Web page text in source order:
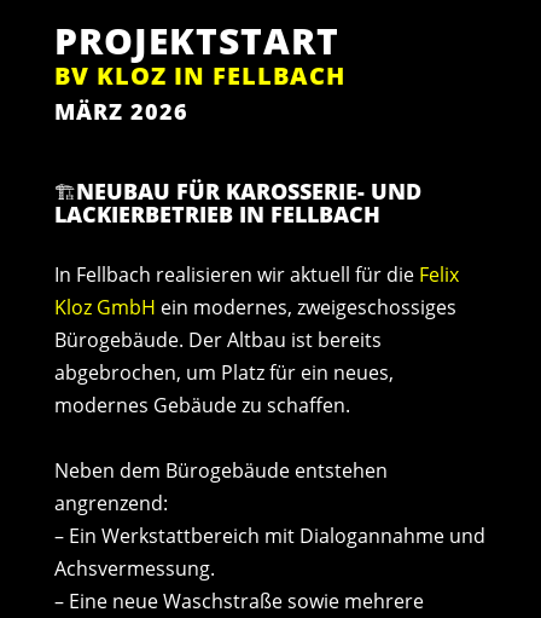
PROJEKTSTART
BV KLOZ IN FELLBACH
MÄRZ 2026
🏗️NEUBAU FÜR KAROSSERIE- UND
LACKIERBETRIEB IN FELLBACH
In Fellbach realisieren wir aktuell für die Felix
Kloz GmbH ein modernes, zweigeschossiges
Bürogebäude. Der Altbau ist bereits
abgebrochen, um Platz für ein neues,
modernes Gebäude zu schaffen.
Neben dem Bürogebäude entstehen
angrenzend:
– Ein Werkstattbereich mit Dialogannahme und
Achsvermessung.
– Eine neue Waschstraße sowie mehrere